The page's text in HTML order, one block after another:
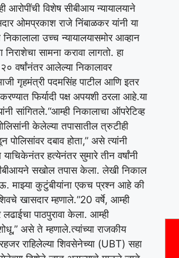
आरोपींची विशेष सीबीआय न्यायालयाने
ओमप्रकाश राजे निंबाळकर यांनी या
उच्च न्यायालयासमोर आव्हान
सामना करावा लागतो. हा
२० वर्षांनंतर आलेल्या निकालावर
गृहमंत्री पदमसिंह पाटील आणि इतर
फिर्यादी पक्ष अपयशी ठरला आहे.या
सांगितले.“आम्ही निकालाचा ऑपरेटिव्ह
केलेल्या तपासातील त्रुटीही
दबाव होता,” असे त्यांनी
हत्येनंतर सुमारे तीन वर्षांनी
सखोल तपास केला. लेखी निकाल
माझ्या कुटुंबीयांना एकच प्रश्न आहे की
खासदार म्हणाले.“20 वर्षे, आम्ही
पाठपुरावा केला. आम्ही
असे ते म्हणाले.त्यांच्या राजकीय
राहिलेल्या शिवसेनेच्या (UBT) सहा